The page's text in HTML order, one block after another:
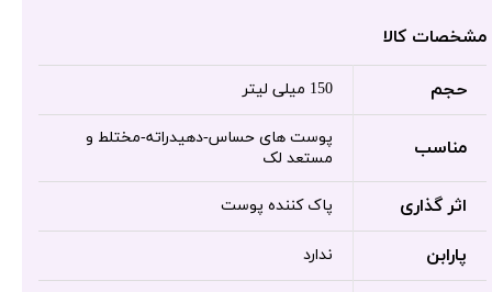
مشخصات کالا
حجم 150 میلی لیتر
مناسب
پوست های حساس-دهیدراته-مختلط و
مستعد لک
اثر گذاری پاک کننده پوست
پارابن ندارد